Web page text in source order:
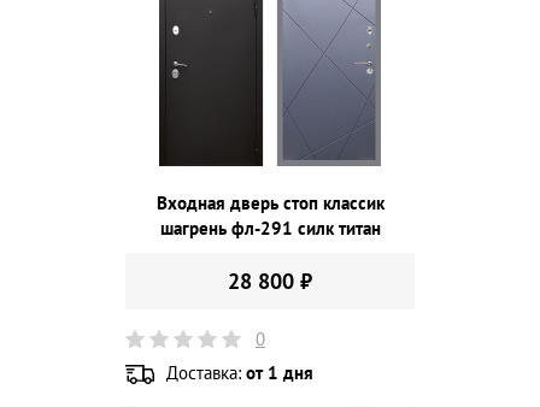
Входная дверь стоп классик
шагрень фл-291 силк титан
28 800 ₽
0
Доставка: от 1 дня